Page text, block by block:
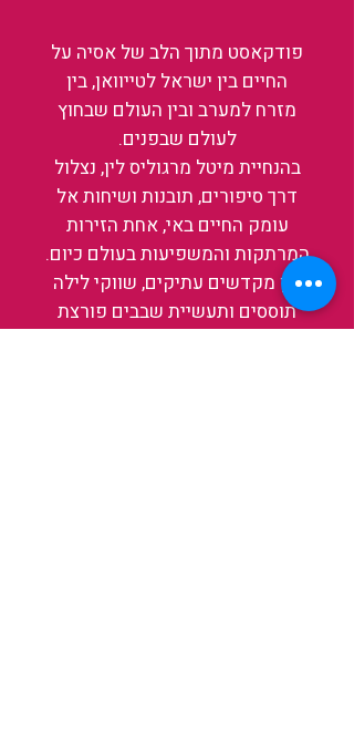
פודקאסט מתוך הלב של אסיה על
החיים בין ישראל לטייוואן, בין
מזרח למערב ובין העולם שבחוץ
לעולם שבפנים.
בהנחיית מיטל מרגוליס לין, נצלול
דרך סיפורים, תובנות ושיחות אל
עומק החיים באי, אחת הזירות
המרתקות והמשפיעות בעולם כיום.
בין מקדשים עתיקים, שווקי לילה
תוססים ותעשיית שבבים פורצת